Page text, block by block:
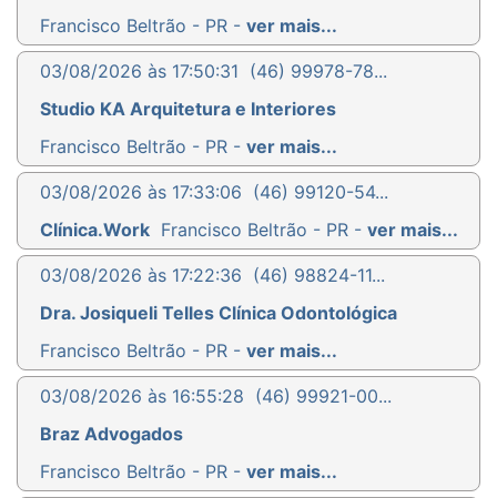
Francisco Beltrão - PR - ver mais...
03/08/2026 às 17:50:31 (46) 99978-78...
Studio KA Arquitetura e Interiores
Francisco Beltrão - PR - ver mais...
03/08/2026 às 17:33:06 (46) 99120-54...
Clínica.Work Francisco Beltrão - PR - ver mais...
03/08/2026 às 17:22:36 (46) 98824-11...
Dra. Josiqueli Telles Clínica Odontológica
Francisco Beltrão - PR - ver mais...
03/08/2026 às 16:55:28 (46) 99921-00...
Braz Advogados
Francisco Beltrão - PR - ver mais...